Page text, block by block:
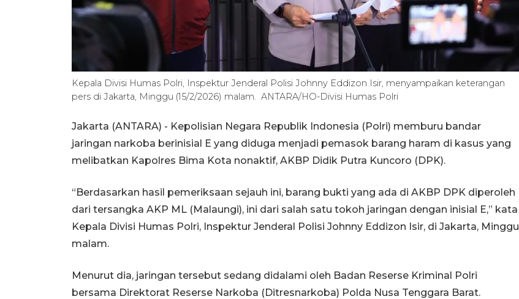
Kepala Divisi Humas Polri, Inspektur Jenderal Polisi Johnny Eddizon Isir, menyampaikan keterangan
pers di Jakarta, Minggu (15/2/2026) malam. ANTARA/HO-Divisi Humas Polri
Jakarta (ANTARA) - Kepolisian Negara Republik Indonesia (Polri) memburu bandar
jaringan narkoba berinisial E yang diduga menjadi pemasok barang haram di kasus yang
melibatkan Kapolres Bima Kota nonaktif, AKBP Didik Putra Kuncoro (DPK).
“Berdasarkan hasil pemeriksaan sejauh ini, barang bukti yang ada di AKBP DPK diperoleh
dari tersangka AKP ML (Malaungi), ini dari salah satu tokoh jaringan dengan inisial E,” kata
Kepala Divisi Humas Polri, Inspektur Jenderal Polisi Johnny Eddizon Isir, di Jakarta, Minggu
malam.
Menurut dia, jaringan tersebut sedang didalami oleh Badan Reserse Kriminal Polri
bersama Direktorat Reserse Narkoba (Ditresnarkoba) Polda Nusa Tenggara Barat.